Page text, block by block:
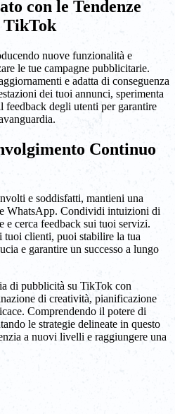
con le Tendenze
TikTok
nuove funzionalità e
le tue campagne pubblicitarie.
e adatta di conseguenza
dei tuoi annunci, sperimenta
degli utenti per garantire
Continuo
e soddisfatti, mantieni una
WhatsApp. Condividi intuizioni di
e cerca feedback sui tuoi servizi.
clienti, puoi stabilire la tua
e garantire un successo a lungo
di pubblicità su TikTok con
di creatività, pianificazione
Comprendendo il potere di
le strategie delineate in questo
a nuovi livelli e raggiungere una